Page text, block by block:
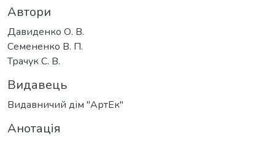
Автори
Давиденко О. В.
Семененко В. П.
Трачук С. В.
Видавець
Видавничий дім "АртЕк"
Анотація